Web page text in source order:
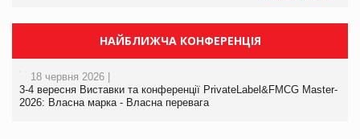
НАЙБЛИЖЧА КОНФЕРЕНЦІЯ
18 червня 2026 |
3-4 вересня Виставки та конференції PrivateLabel&FMCG Master-
2026: Власна марка - Власна перевага